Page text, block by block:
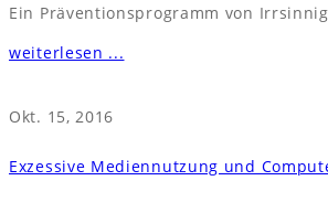
Ein Präventionsprogramm von
weiterlesen ...
Okt. 15, 2016
Exzessive Mediennutzung und